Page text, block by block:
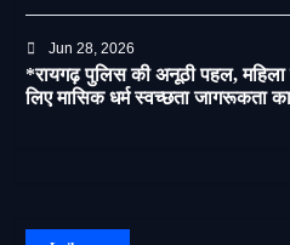
Jun 28, 2026
*रायगढ़ पुलिस की अनूठी पहल, महिला
लिए मासिक धर्म स्वच्छता जागरूकता